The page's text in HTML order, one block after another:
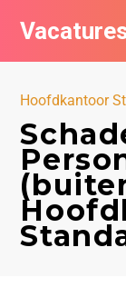
Hoofdkantoor
Vacatures per
Nieuwsbrief